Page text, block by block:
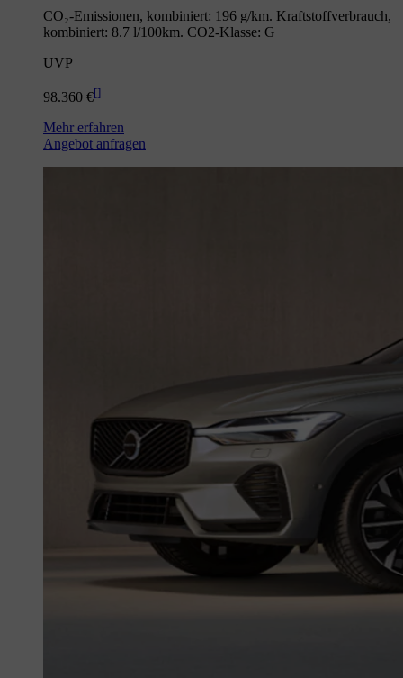
CO₂-Emissionen, kombiniert: 196 g/km. Kraftstoffverbrauch,
kombiniert: 8.7 l/100km. CO2-Klasse: G
UVP
98.360 €[]
Mehr erfahren
Angebot anfragen